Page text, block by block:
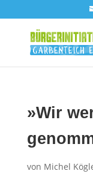
»Wir
von Michel